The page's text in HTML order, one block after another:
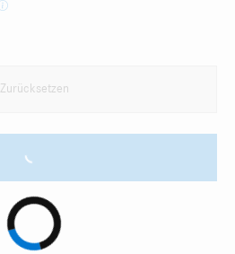
Zurücksetzen